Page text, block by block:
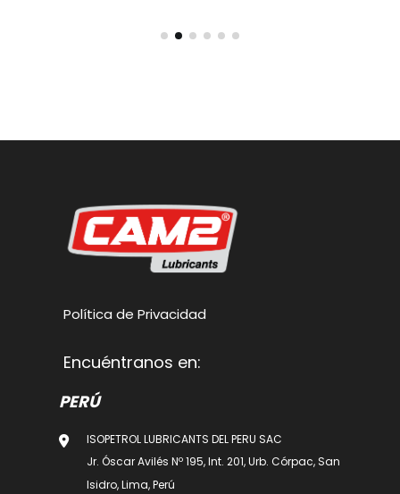
Política de Privacidad
Encuéntranos en:
PERÚ
ISOPETROL LUBRICANTS DEL PERU SAC
Jr. Óscar Avilés Nº 195, Int. 201, Urb. Córpac, San
Isidro, Lima, Perú